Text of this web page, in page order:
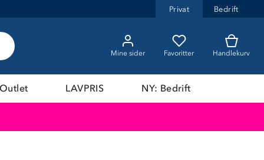
Privat Bedrift
Mine sider Favoritter Handlekurv
LAVPRIS NY: Bedrift